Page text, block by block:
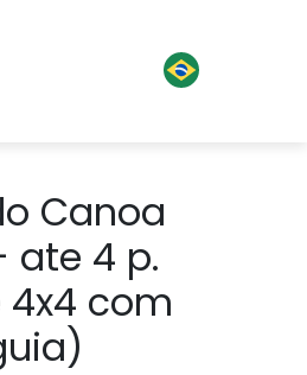
Canoa
ate 4 p.
com